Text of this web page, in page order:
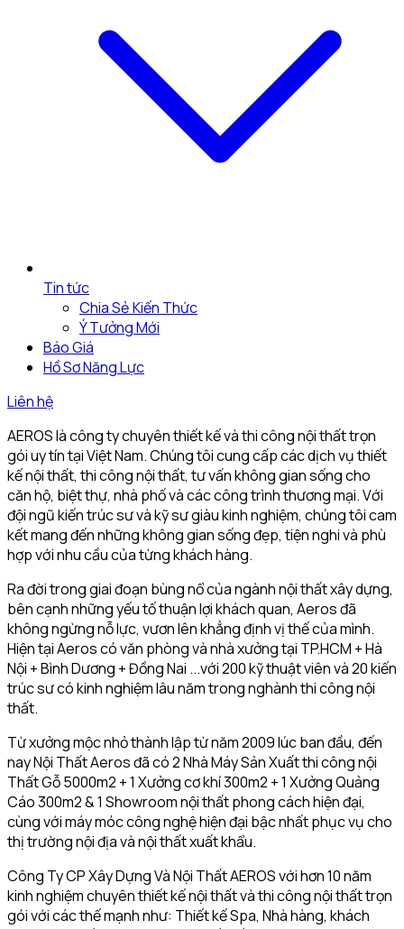
Tin tức
Chia Sẻ Kiến Thức
Ý Tưởng Mới
Báo Giá
Hồ Sơ Năng Lực
Liên hệ
AEROS là công ty chuyên thiết kế và thi công nội thất trọn
gói uy tín tại Việt Nam. Chúng tôi cung cấp các dịch vụ thiết
kế nội thất, thi công nội thất, tư vấn không gian sống cho
căn hộ, biệt thự, nhà phố và các công trình thương mại. Với
đội ngũ kiến trúc sư và kỹ sư giàu kinh nghiệm, chúng tôi cam
kết mang đến những không gian sống đẹp, tiện nghi và phù
hợp với nhu cầu của từng khách hàng.
Ra đời trong giai đoạn bùng nổ của ngành nội thất xây dựng,
bên cạnh những yếu tố thuận lợi khách quan, Aeros đã
không ngừng nỗ lực, vươn lên khẳng định vị thế của mình.
Hiện tại Aeros có văn phòng và nhà xưởng tại TP.HCM + Hà
Nội + Bình Dương + Đồng Nai ...với 200 kỹ thuật viên và 20 kiến
trúc sư có kinh nghiệm lâu năm trong nghành thi công nội
thất.
Từ xưởng mộc nhỏ thành lập từ năm 2009 lúc ban đầu, đến
nay Nội Thất Aeros đã có 2 Nhà Máy Sản Xuất thi công nội
Thất Gỗ 5000m2 + 1 Xưởng cơ khí 300m2 + 1 Xưởng Quảng
Cáo 300m2 & 1 Showroom nội thất phong cách hiện đại,
cùng với máy móc công nghệ hiện đại bậc nhất phục vụ cho
thị trường nội địa và nội thất xuất khẩu.
Công Ty CP Xây Dựng Và Nội Thất AEROS với hơn 10 năm
kinh nghiệm chuyên thiết kế nội thất và thi công nội thất trọn
gói với các thế mạnh như: Thiết kế Spa, Nhà hàng, khách